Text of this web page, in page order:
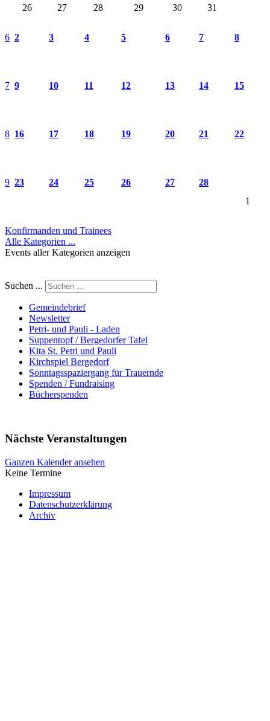
26
27 28 29 30 31
6 2 3 4 5 6 7 8
7 9 10 11 12 13 14 15
8 16 17 18 19 20 21 22
9 23 24 25 26 27
28
1
Konfirmanden und Trainees
Alle Kategorien ...
Events aller Kategorien anzeigen
Suchen ...
Gemeindebrief
Newsletter
Petri- und Pauli - Laden
Suppentopf / Bergedorfer Tafel
Kita St. Petri und Pauli
Kirchspiel Bergedorf
Sonntagsspaziergang für Trauernde
Spenden / Fundraising
Bücherspenden
Nächste Veranstaltungen
Ganzen Kalender ansehen
Keine Termine
Impressum
Datenschutzerklärung
Archiv